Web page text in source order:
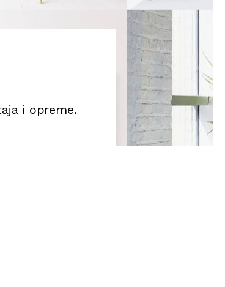
i opreme.